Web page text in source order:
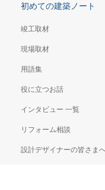
初めての建築ノート
竣工取材
現場取材
用語集
役に立つお話
インタビュー 一覧
リフォーム相談
設計デザイナーの皆さま